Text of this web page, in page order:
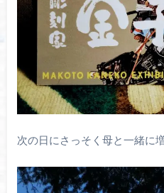
次の日にさっそく母と一緒に